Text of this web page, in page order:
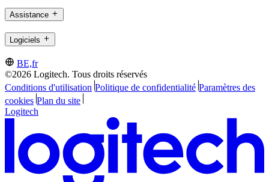
Assistance
Logiciels
BE,fr
©2026 Logitech. Tous droits réservés
Conditions d'utilisation Politique de confidentialité Paramètres des
cookies Plan du site
Logitech